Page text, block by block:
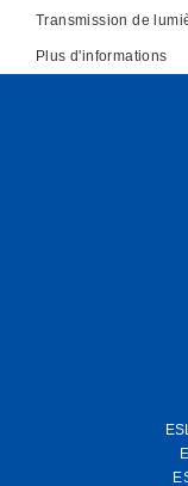
Transmission de
Plus d'informations